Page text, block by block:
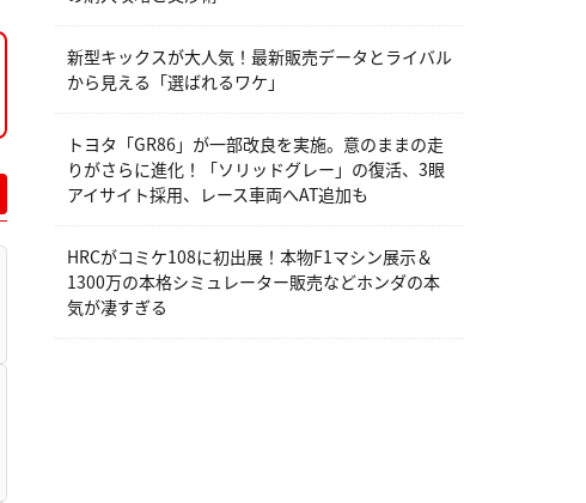
新型キックスが大人気！最新販売データとライバル
から見える「選ばれるワケ」
トヨタ「GR86」が一部改良を実施。意のままの走
りがさらに進化！「ソリッドグレー」の復活、3眼
アイサイト採用、レース車両へAT追加も
HRCがコミケ108に初出展！本物F1マシン展示＆
1300万の本格シミュレーター販売などホンダの本
気が凄すぎる